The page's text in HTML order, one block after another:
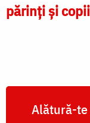
părinți și copii
Alătură-